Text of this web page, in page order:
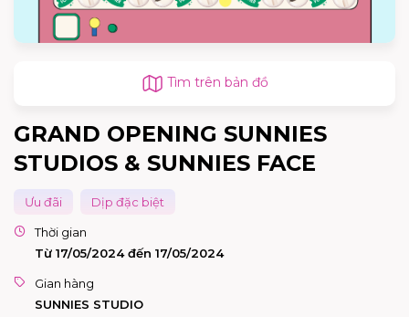
Tìm trên bản đồ
GRAND OPENING SUNNIES
STUDIOS & SUNNIES FACE
Ưu đãi Dịp đặc biệt
Thời gian
Từ 17/05/2024 đến 17/05/2024
Gian hàng
SUNNIES STUDIO